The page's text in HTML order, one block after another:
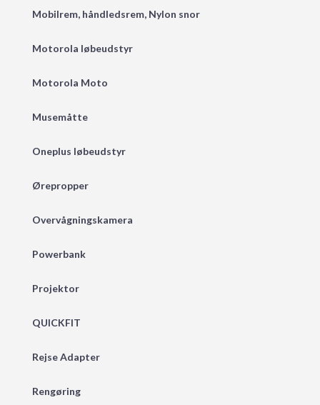
Mobilrem, håndledsrem, Nylon snor
Motorola løbeudstyr
Motorola Moto
Musemåtte
Oneplus løbeudstyr
Ørepropper
Overvågningskamera
Powerbank
Projektor
QUICKFIT
Rejse Adapter
Rengøring